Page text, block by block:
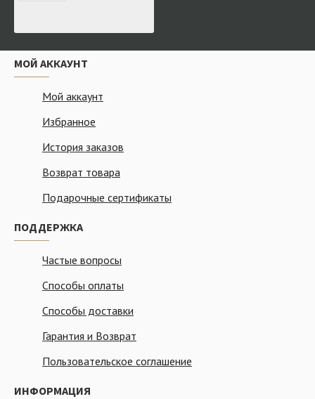
МОЙ АККАУНТ
Мой аккаунт
Избранное
История заказов
Возврат товара
Подарочные сертификаты
ПОДДЕРЖКА
Частые вопросы
Способы оплаты
Способы доставки
Гарантия и Возврат
Пользовательское соглашение
ИНФОРМАЦИЯ